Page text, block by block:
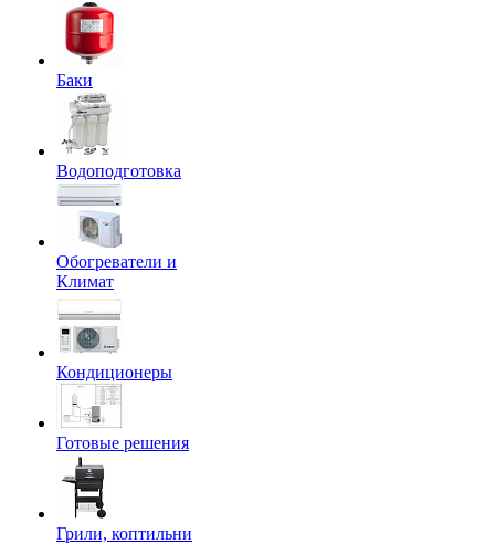
Баки
Водоподготовка
Обогреватели и
Климат
Кондиционеры
Готовые решения
Грили, коптильни